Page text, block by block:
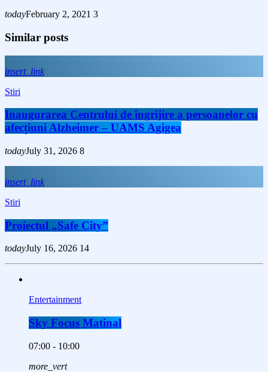
todayFebruary 2, 2021 3
Similar posts
insert_link
Stiri
Inaugurarea Centrului de îngrijire a persoanelor cu
afecțiuni Alzheimer – UAMS Agigea
todayJuly 31, 2026 8
insert_link
Stiri
Proiectul „Safe City”
todayJuly 16, 2026 14
Entertainment
Sky Focus Matinal
07:00 - 10:00
more_vert